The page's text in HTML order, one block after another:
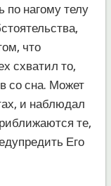
по нагому телу
что
схватил то,
со сна. Может
и наблюдал
те,
Его